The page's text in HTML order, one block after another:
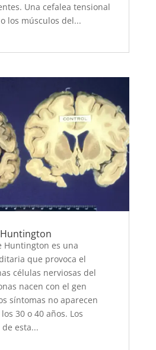
Una cefalea tensional
los músculos del...
Huntington es una
que provoca el
células nerviosas del
nacen con el gen
síntomas no aparecen
30 o 40 años. Los
esta...